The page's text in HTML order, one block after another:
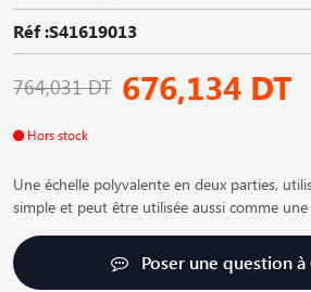
Réf :S41619013
764,031 DT 676,134 DT
Hors stock
Une échelle polyvalente en deux parties,
simple et peut être utilisée aussi comme
Poser une question à